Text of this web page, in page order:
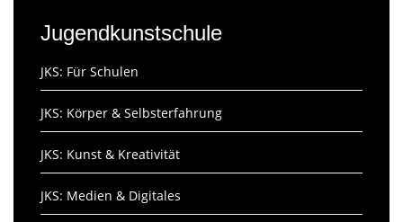
Jugendkunstschule
JKS: Für Schulen
JKS: Körper & Selbsterfahrung
JKS: Kunst & Kreativität
JKS: Medien & Digitales